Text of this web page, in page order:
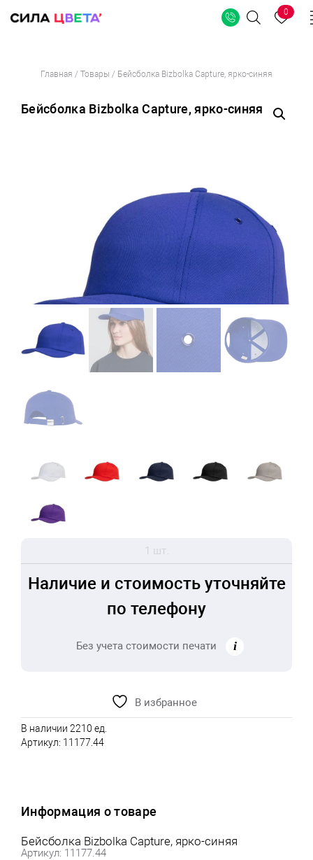
Перейти
содержимому
Поиск
0
Главная / Товары / Бейсболка Bizbolka Capture, ярко-синяя
Бейсболка Bizbolka Capture, ярко-синяя
1 шт.
Наличие и стоимость уточняйте
по телефону
Без учета стоимости печати
В избранное
В наличии 2210 ед.
Артикул: 11177.44
Информация о товаре
Бейсболка Bizbolka Capture, ярко-синяя
Артикул: 11177.44